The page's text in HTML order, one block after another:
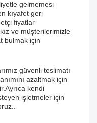
gelmemesi
kıyafet geri
fiyatlar
ve müşterilerimizle
bulmak için
güvenli teslimatı
azaltmak için
kendi
işletmeler için